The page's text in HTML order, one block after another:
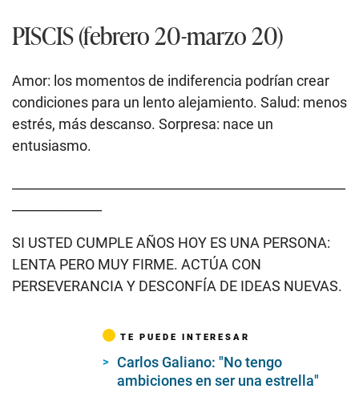
PISCIS (febrero 20-marzo 20)
Amor: los momentos de indiferencia podrían crear
condiciones para un lento alejamiento. Salud: menos
estrés, más descanso. Sorpresa: nace un
entusiasmo.
SI USTED CUMPLE AÑOS HOY ES UNA PERSONA:
LENTA PERO MUY FIRME. ACTÚA CON
PERSEVERANCIA Y DESCONFÍA DE IDEAS NUEVAS.
TE PUEDE INTERESAR
Carlos Galiano: "No tengo
ambiciones en ser una estrella"